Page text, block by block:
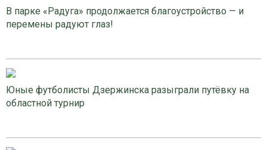
В парке «Радуга» продолжается благоустройство — и
перемены радуют глаз!
Юные футболисты Дзержинска разыграли путёвку на
областной турнир